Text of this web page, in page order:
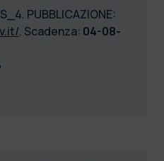
PUBBLICAZIONE:
. Scadenza: 04-08-